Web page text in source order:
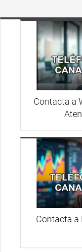
Contacta a
Contacta a